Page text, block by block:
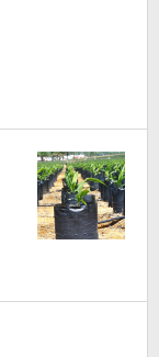
InfoSAWIT
InfoSAWIT